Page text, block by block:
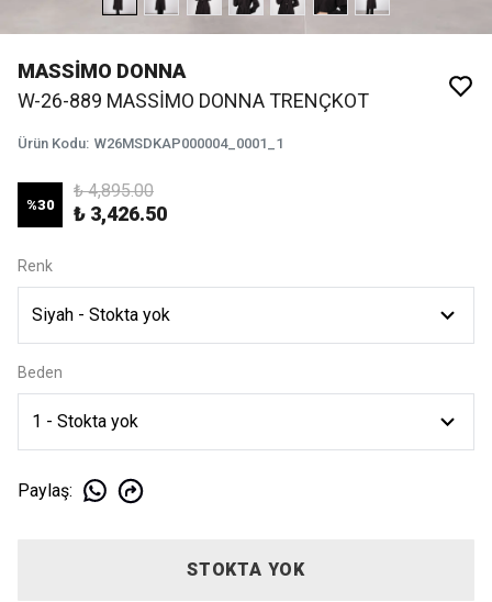
MASSİMO DONNA
W-26-889 MASSİMO DONNA TRENÇKOT
Ürün Kodu: W26MSDKAP000004_0001_1
%30
₺ 4,895.00
₺ 3,426.50
Renk
Beden
Paylaş:
STOKTA YOK